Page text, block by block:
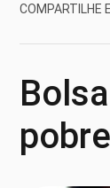
COMPARTILHE